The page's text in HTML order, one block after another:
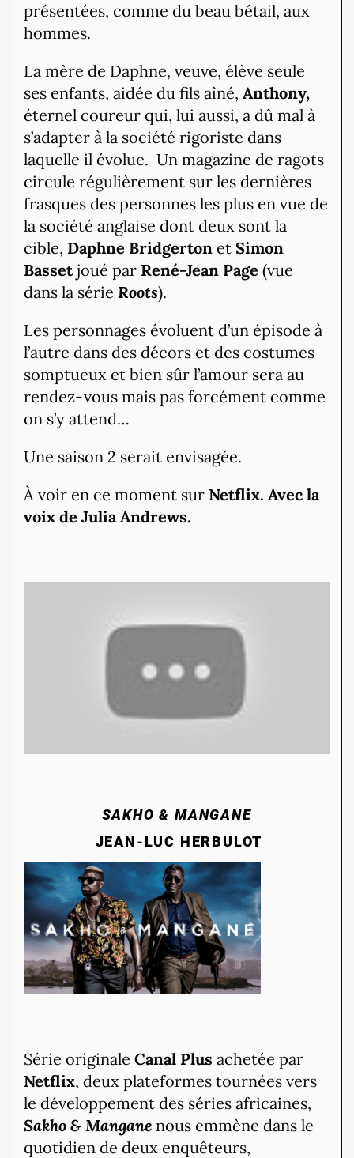
présentées, comme du beau bétail, aux
hommes.
La mère de Daphne, veuve, élève seule
ses enfants, aidée du fils aîné, Anthony,
éternel coureur qui, lui aussi, a dû mal à
s’adapter à la société rigoriste dans
laquelle il évolue. Un magazine de ragots
circule régulièrement sur les dernières
frasques des personnes les plus en vue de
la société anglaise dont deux sont la
cible, Daphne Bridgerton et Simon
Bassetjoué par René-Jean Page (vue
dans la série Roots).
Les personnages évoluent d’un épisode à
l’autre dans des décors et des costumes
somptueux et bien sûr l’amour sera au
rendez-vous mais pas forcément comme
on s’y attend…
Une saison 2 serait envisagée.
À voir en ce moment sur Netflix. Avec la
voix de Julia Andrews.
SAKHO & MANGANE
JEAN-LUC HERBULOT
Série originale Canal Plus achetée par
Netflix, deux plateformes tournées vers
le développement des séries africaines,
Sakho & Mangane nous emmène dans le
quotidien de deux enquêteurs,